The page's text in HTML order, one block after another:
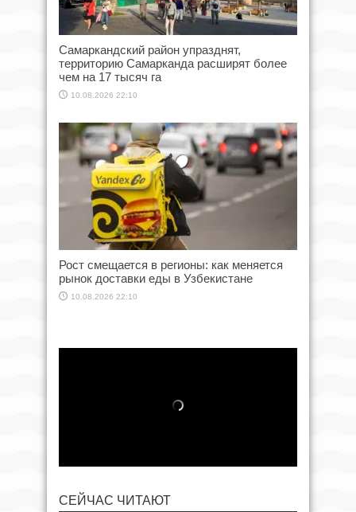
Самаркандский район упразднят,
территорию Самарканда расширят более
чем на 17 тысяч га
10.08.2026 22:10
Рост смещается в регионы: как меняется
рынок доставки еды в Узбекистане
10.08.2026 22:10
СЕЙЧАС ЧИТАЮТ